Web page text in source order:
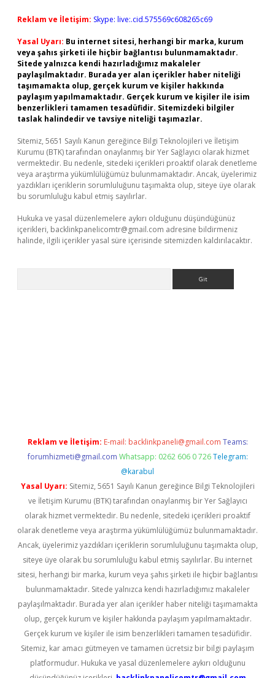
Reklam ve İletişim: Skype: live:.cid.575569c608265c69
Yasal Uyarı: Bu internet sitesi, herhangi bir marka, kurum
veya şahıs şirketi ile hiçbir bağlantısı bulunmamaktadır.
Sitede yalnızca kendi hazırladığımız makaleler
paylaşılmaktadır. Burada yer alan içerikler haber niteliği
taşımamakta olup, gerçek kurum ve kişiler hakkında
paylaşım yapılmamaktadır. Gerçek kurum ve kişiler ile isim
benzerlikleri tamamen tesadüfidir. Sitemizdeki bilgiler
taslak halindedir ve tavsiye niteliği taşımazlar.
Sitemiz, 5651 Sayılı Kanun gereğince Bilgi Teknolojileri ve İletişim
Kurumu (BTK) tarafından onaylanmış bir Yer Sağlayıcı olarak hizmet
vermektedir. Bu nedenle, sitedeki içerikleri proaktif olarak denetleme
veya araştırma yükümlülüğümüz bulunmamaktadır. Ancak, üyelerimiz
yazdıkları içeriklerin sorumluluğunu taşımakta olup, siteye üye olarak
bu sorumluluğu kabul etmiş sayılırlar.
Hukuka ve yasal düzenlemelere aykırı olduğunu düşündüğünüz
içerikleri, backlinkpanelicomtr@gmail.com adresine bildirmeniz
halinde, ilgili içerikler yasal süre içerisinde sitemizden kaldırılacaktır.
Reklam ve İletişim: E-mail: backlinkpaneli@gmail.com Teams:
forumhizmeti@gmail.com Whatsapp: 0262 606 0 726 Telegram:
@karabul
Yasal Uyarı: Sitemiz, 5651 Sayılı Kanun gereğince Bilgi Teknolojileri
ve İletişim Kurumu (BTK) tarafından onaylanmış bir Yer Sağlayıcı
olarak hizmet vermektedir. Bu nedenle, sitedeki içerikleri proaktif
olarak denetleme veya araştırma yükümlülüğümüz bulunmamaktadır.
Ancak, üyelerimiz yazdıkları içeriklerin sorumluluğunu taşımakta olup,
siteye üye olarak bu sorumluluğu kabul etmiş sayılırlar. Bu internet
sitesi, herhangi bir marka, kurum veya şahıs şirketi ile hiçbir bağlantısı
bulunmamaktadır. Sitede yalnızca kendi hazırladığımız makaleler
paylaşılmaktadır. Burada yer alan içerikler haber niteliği taşımamakta
olup, gerçek kurum ve kişiler hakkında paylaşım yapılmamaktadır.
Gerçek kurum ve kişiler ile isim benzerlikleri tamamen tesadüfidir.
Sitemiz, kar amacı gütmeyen ve tamamen ücretsiz bir bilgi paylaşım
platformudur. Hukuka ve yasal düzenlemelere aykırı olduğunu